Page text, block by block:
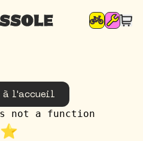
à l'accueil
is not a function
⭐️